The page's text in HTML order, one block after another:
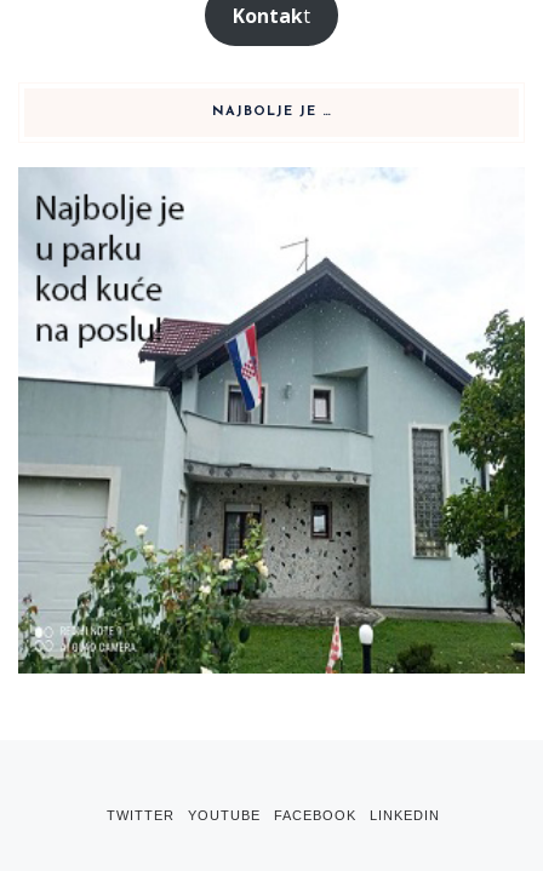
Kontakt
NAJBOLJE JE …
TWITTER YOUTUBE FACEBOOK LINKEDIN